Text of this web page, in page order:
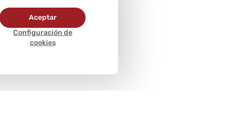
Configuración de
cookies
Aceptar